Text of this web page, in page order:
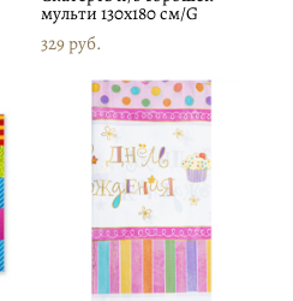
мульти 130х180 см/G
329 pуб.